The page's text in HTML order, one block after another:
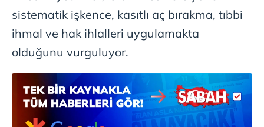
sistematik işkence, kasıtlı aç bırakma, tıbbi
ihmal ve hak ihlalleri uygulamakta
olduğunu vurguluyor.